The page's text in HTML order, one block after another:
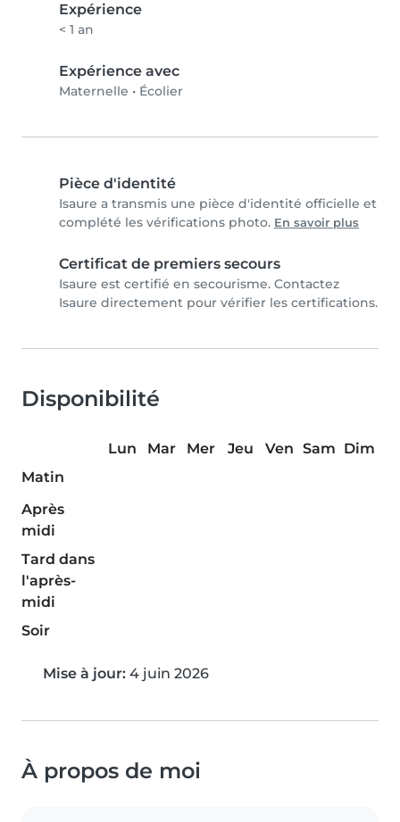
Expérience
< 1 an
Expérience avec
Maternelle • Écolier
Pièce d'identité
Isaure a transmis une pièce d'identité officielle et
complété les vérifications photo. En savoir plus
Certificat de premiers secours
Isaure est certifié en secourisme. Contactez
Isaure directement pour vérifier les certifications.
Disponibilité
Lun Mar Mer Jeu Ven Sam Dim
Matin
Après
midi
Tard dans
l'après-
midi
Soir
Mise à jour: 4 juin 2026
À propos de moi